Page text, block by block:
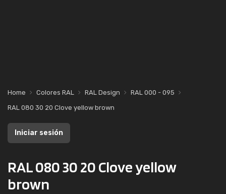
Home Colores RAL RAL Design
RAL 000 - 095
RAL 080 30 20 Clove yellow brown
Iniciar sesión
RAL 080 30 20 Clove yellow
brown